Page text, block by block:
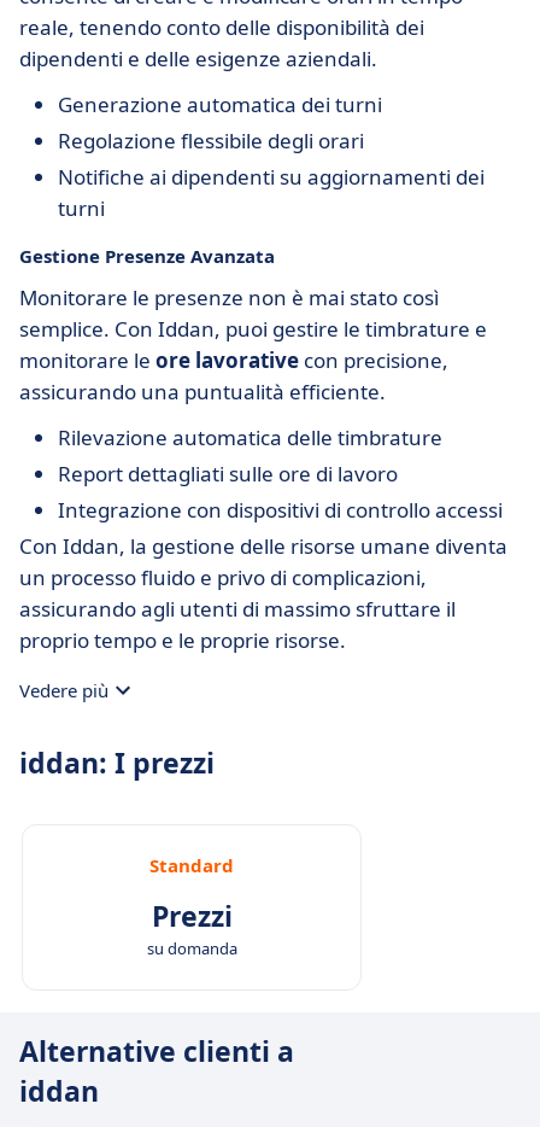
reale, tenendo conto delle disponibilità dei
dipendenti e delle esigenze aziendali.
Generazione automatica dei turni
Regolazione flessibile degli orari
Notifiche ai dipendenti su aggiornamenti dei
turni
Gestione Presenze Avanzata
Monitorare le presenze non è mai stato così
semplice. Con Iddan, puoi gestire le timbrature e
monitorare le ore lavorative con precisione,
assicurando una puntualità efficiente.
Rilevazione automatica delle timbrature
Report dettagliati sulle ore di lavoro
Integrazione con dispositivi di controllo accessi
Con Iddan, la gestione delle risorse umane diventa
un processo fluido e privo di complicazioni,
assicurando agli utenti di massimo sfruttare il
proprio tempo e le proprie risorse.
Vedere più
iddan: I prezzi
Standard
Prezzi
su domanda
Alternative clienti a
iddan